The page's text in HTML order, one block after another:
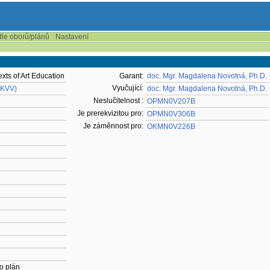
oborů/plánů Nastavení
of Art Education
plán
Garant: doc. Mgr. Magdalena Novotná, Ph.D.
Vyučující: doc. Mgr. Magdalena Novotná, Ph.D.
Neslučitelnost : OPMN0V207B
Je prerekvizitou pro: OPMN0V306B
Je záměnnost pro: OKMN0V226B